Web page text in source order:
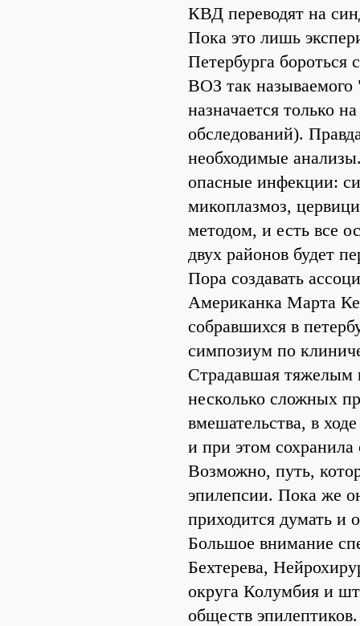
КВД переводят на
Пока это лишь
Петербурга
ВОЗ так
назначается только
обследований).
необходимые
опасные инфекции:
микоплазмоз,
методом, и есть все
двух районов будет
Пора создавать
Американка Марта
собравшихся в
симпозиум по
Страдавшая тяжелым
несколько сложных
вмешательства, в
и при этом
Возможно, путь,
эпилепсии. Пока же
приходится думать и
Большое внимание
Бехтерева,
округа Колумбия и
обществ